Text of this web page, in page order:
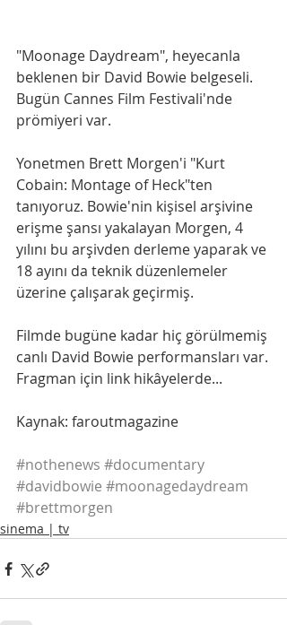
"Moonage Daydream", heyecanla
beklenen bir David Bowie belgeseli.
Bugün Cannes Film Festivali'nde
prömiyeri var.
Yonetmen Brett Morgen'i "Kurt
Cobain: Montage of Heck"ten
tanıyoruz. Bowie'nin kişisel arşivine
erişme şansı yakalayan Morgen, 4
yılını bu arşivden derleme yaparak ve
18 ayını da teknik düzenlemeler
üzerine çalışarak geçirmiş.
Filmde bugüne kadar hiç görülmemiş
canlı David Bowie performansları var.
Fragman için link hikâyelerde...
Kaynak: faroutmagazine
#nothenews #documentary
#davidbowie #moonagedaydream
#brettmorgen
sinema | tv